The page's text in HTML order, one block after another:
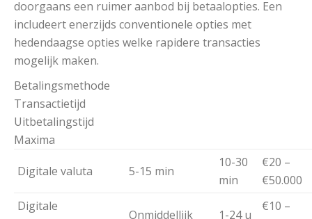
doorgaans een ruimer aanbod bij betaalopties. Een
includeert enerzijds conventionele opties met
hedendaagse opties welke rapidere transacties
mogelijk maken.
Betalingsmethode
Transactietijd
Uitbetalingstijd
Maxima
Digitale valuta 5-15 min
10-30
min
€20 –
€50.000
Digitale
Onmiddellijk 1-24 u
€10 –